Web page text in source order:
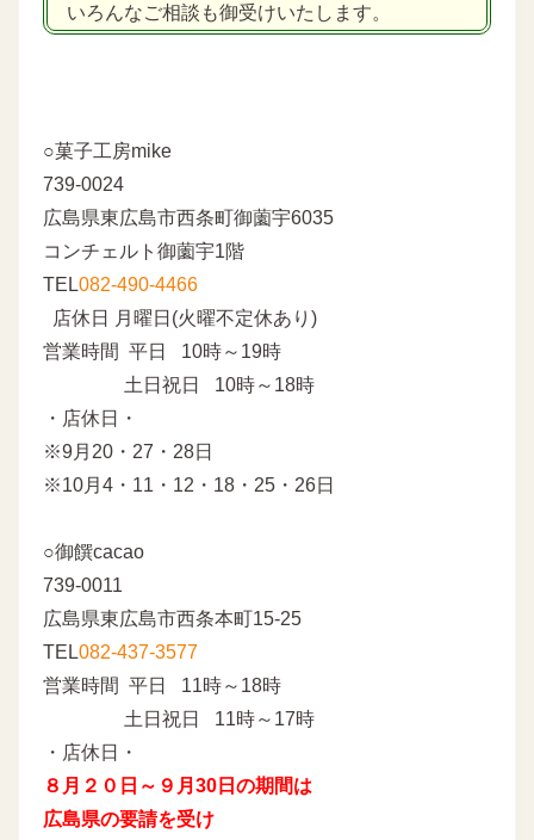
いろんなご相談も御受けいたします。
○菓子工房mike
739-0024
広島県東広島市西条町御薗宇6035
コンチェルト御薗宇1階
TEL082-490-4466
店休日 月曜日(火曜不定休あり)
営業時間 平日 10時～19時
土日祝日 10時～18時
・店休日・
※9月20・27・28日
※10月4・11・12・18・25・26日
○御饌cacao
739-0011
広島県東広島市西条本町15-25
TEL082-437-3577
営業時間 平日 11時～18時
土日祝日 11時～17時
・店休日・
８月２０日～９月30日の期間は
広島県の要請を受け